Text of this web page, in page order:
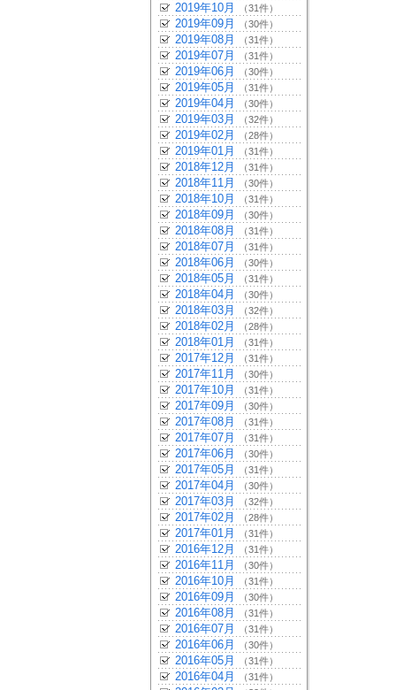
2019年10月 （31件）
2019年09月 （30件）
2019年08月 （31件）
2019年07月 （31件）
2019年06月 （30件）
2019年05月 （31件）
2019年04月 （30件）
2019年03月 （32件）
2019年02月 （28件）
2019年01月 （31件）
2018年12月 （31件）
2018年11月 （30件）
2018年10月 （31件）
2018年09月 （30件）
2018年08月 （31件）
2018年07月 （31件）
2018年06月 （30件）
2018年05月 （31件）
2018年04月 （30件）
2018年03月 （32件）
2018年02月 （28件）
2018年01月 （31件）
2017年12月 （31件）
2017年11月 （30件）
2017年10月 （31件）
2017年09月 （30件）
2017年08月 （31件）
2017年07月 （31件）
2017年06月 （30件）
2017年05月 （31件）
2017年04月 （30件）
2017年03月 （32件）
2017年02月 （28件）
2017年01月 （31件）
2016年12月 （31件）
2016年11月 （30件）
2016年10月 （31件）
2016年09月 （30件）
2016年08月 （31件）
2016年07月 （31件）
2016年06月 （30件）
2016年05月 （31件）
2016年04月 （31件）